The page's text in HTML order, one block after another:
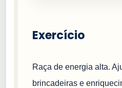
Exercício
Raça de energia alta.
brincadeiras e